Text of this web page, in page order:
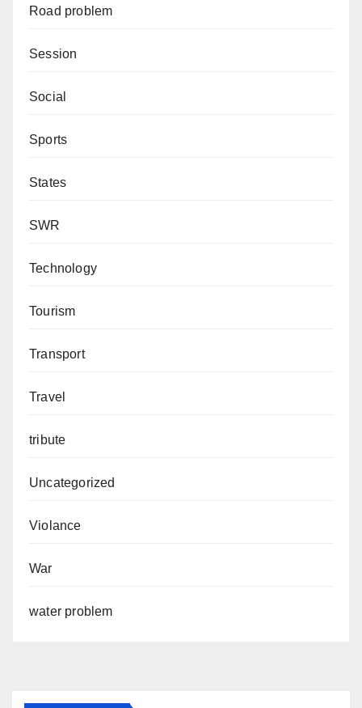
Road problem
Session
Social
Sports
States
SWR
Technology
Tourism
Transport
Travel
tribute
Uncategorized
Violance
War
water problem